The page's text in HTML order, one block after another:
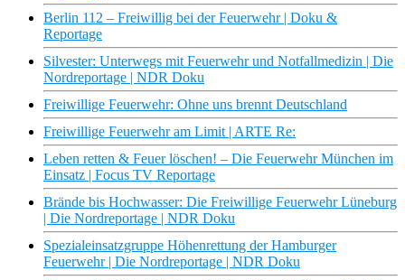
Berlin 112 – Freiwillig bei der Feuerwehr | Doku &
Reportage
Silvester: Unterwegs mit Feuerwehr und Notfallmedizin | Die
Nordreportage | NDR Doku
Freiwillige Feuerwehr: Ohne uns brennt Deutschland
Freiwillige Feuerwehr am Limit | ARTE Re:
Leben retten & Feuer löschen! – Die Feuerwehr München im
Einsatz | Focus TV Reportage
Brände bis Hochwasser: Die Freiwillige Feuerwehr Lüneburg
| Die Nordreportage | NDR Doku
Spezialeinsatzgruppe Höhenrettung der Hamburger
Feuerwehr | Die Nordreportage | NDR Doku